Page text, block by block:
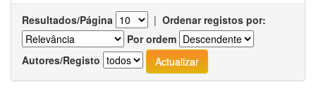
Resultados/Página | Ordenar registos por:
Por ordem
Autores/Registo